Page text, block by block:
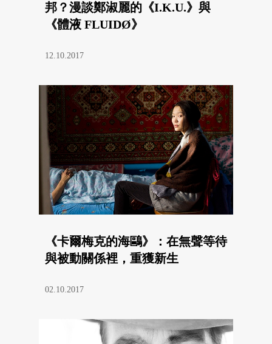
邦？漫談鄭淑麗的《I.K.U.》與
《體液 FLUIDØ》
12.10.2017
《卡爾梅克的海鷗》：在無聲等待
與被動關係裡，重獲新生
02.10.2017